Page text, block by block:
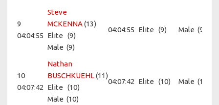
9
04:04:55
Steve
MCKENNA(13)
Elite (9)
Male (9)
04:04:55 Elite (9) Male (9)
10
04:07:42
Nathan
BUSCHKUEHL(11)
Elite (10)
Male (10)
04:07:42 Elite (10) Male (10)